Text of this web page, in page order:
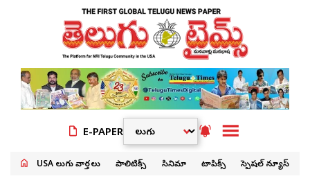
E-PAPER
USA తెలుగు వార్తలు పాలిటిక్స్ సినిమా టాపిక్స్ స్పెషల్ న్యూస్